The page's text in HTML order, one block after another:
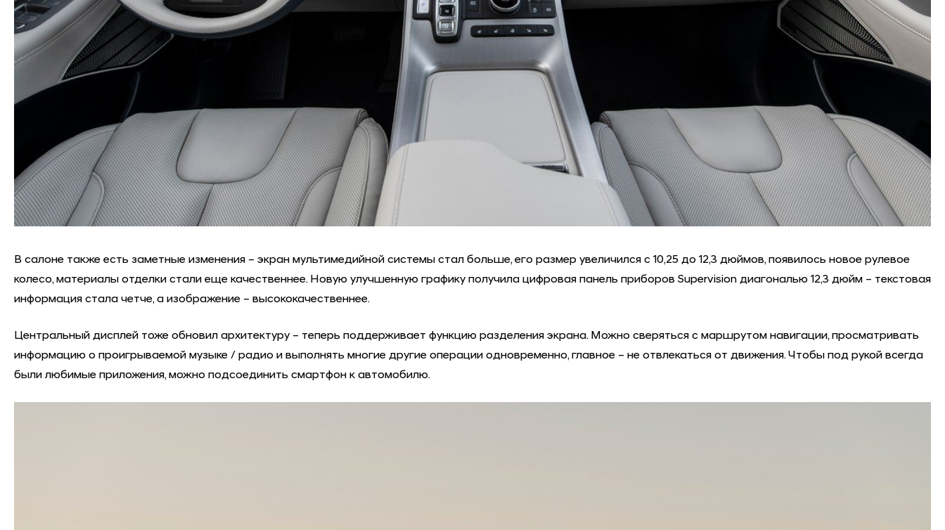
В салоне также есть заметные изменения – экран мультимедийной системы стал больше, его размер увеличился с 10,25 до 12,3 дюймов, появилось новое рулевое
колесо, материалы отделки стали еще качественнее. Новую улучшенную графику получила цифровая панель приборов Supervision диагональю 12,3 дюйм – текстовая
информация стала четче, а изображение – высококачественнее.
Центральный дисплей тоже обновил архитектуру – теперь поддерживает функцию разделения экрана. Можно сверяться с маршрутом навигации, просматривать
информацию о проигрываемой музыке / радио и выполнять многие другие операции одновременно, главное – не отвлекаться от движения. Чтобы под рукой всегда
были любимые приложения, можно подсоединить смартфон к автомобилю.